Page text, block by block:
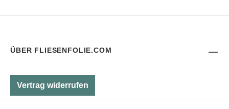
ÜBER FLIESENFOLIE.COM
Vertrag widerrufen